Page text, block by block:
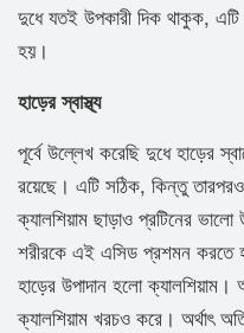
দুধে যতই উপকারী দিক থাকুক, এটি
হয়।
হাড়ের স্বাস্থ্য
পূর্বে উল্লেখ করেছি দুধে হাড়ের
রয়েছে। এটি সঠিক, কিন্তু
ক্যালশিয়াম ছাড়াও প্রটিনের
শরীরকে এই এসিড প্রশমন করতে
হাড়ের উপাদান হলো ক্যালশিয়াম।
ক্যালশিয়াম খরচও করে। অর্থাৎ